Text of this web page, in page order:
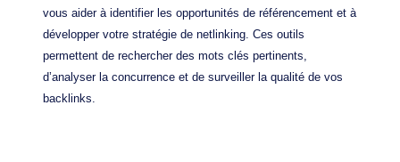
vous aider à identifier les opportunités de référencement et à
développer votre stratégie de netlinking. Ces outils
permettent de rechercher des mots clés pertinents,
d’analyser la concurrence et de surveiller la qualité de vos
backlinks.